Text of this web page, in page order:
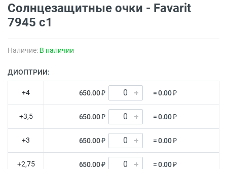
Солнцезащитные очки - Favarit
7945 с1
Наличие: В наличии
ДИОПТРИИ:
+4 650.00 ₽ = 0.00 ₽
+3,5 650.00 ₽ = 0.00 ₽
+3 650.00 ₽ = 0.00 ₽
+2,75 650.00 ₽ = 0.00 ₽